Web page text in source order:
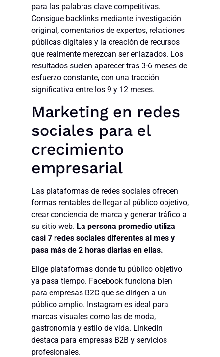
para las palabras clave competitivas.
Consigue backlinks mediante investigación
original, comentarios de expertos, relaciones
públicas digitales y la creación de recursos
que realmente merezcan ser enlazados. Los
resultados suelen aparecer tras 3-6 meses de
esfuerzo constante, con una tracción
significativa entre los 9 y 12 meses.
Marketing en redes
sociales para el
crecimiento
empresarial
Las plataformas de redes sociales ofrecen
formas rentables de llegar al público objetivo,
crear conciencia de marca y generar tráfico a
su sitio web. La persona promedio utiliza
casi 7 redes sociales diferentes al mes y
pasa más de 2 horas diarias en ellas.
Elige plataformas donde tu público objetivo
ya pasa tiempo. Facebook funciona bien
para empresas B2C que se dirigen a un
público amplio. Instagram es ideal para
marcas visuales como las de moda,
gastronomía y estilo de vida. LinkedIn
destaca para empresas B2B y servicios
profesionales.